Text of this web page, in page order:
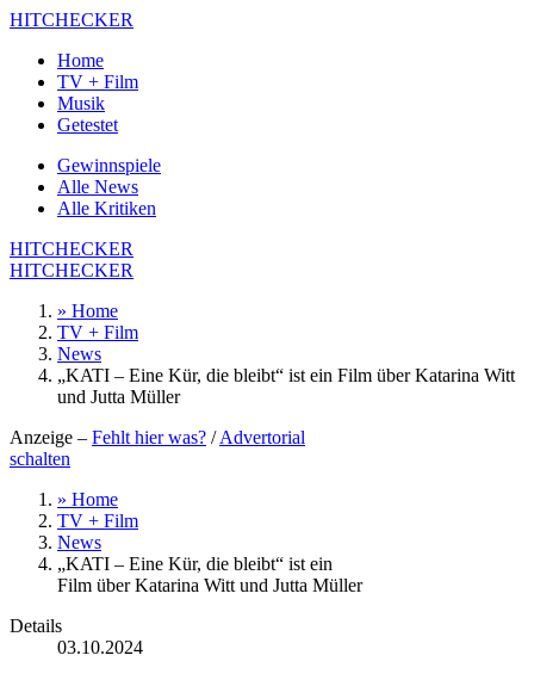
HITCHECKER
Home
TV + Film
Musik
Getestet
Gewinnspiele
Alle News
Alle Kritiken
HITCHECKER
HITCHECKER
» Home
TV + Film
News
„KATI – Eine Kür, die bleibt“ ist ein Film über Katarina Witt
und Jutta Müller
Anzeige – Fehlt hier was? /Advertorial
schalten
» Home
TV + Film
News
„KATI – Eine Kür, die bleibt“ ist ein
Film über Katarina Witt und Jutta Müller
Details
03.10.2024